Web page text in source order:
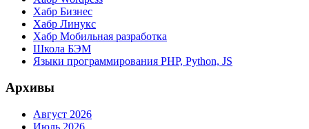
Хабр Бизнес
Хабр Линукс
Хабр Мобильная разработка
Школа БЭМ
Языки программирования PHP, Python, JS
Архивы
Август 2026
Июль 2026